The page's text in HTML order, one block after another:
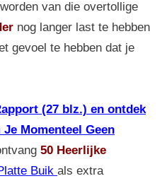
worden van die overtollige
nog langer last te hebben
gevoel te hebben dat je
(27 blz.) en ontdek
Je Momenteel Geen
50 Heerlijke
Buik als extra